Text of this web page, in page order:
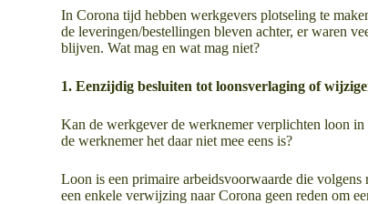
In Corona tijd hebben werkgevers plotseling te
de leveringen/bestellingen bleven achter, er waren
blijven. Wat mag en wat mag niet?
1. Eenzijdig besluiten tot loonsverlaging of
Kan de werkgever de werknemer verplichten loon
de werknemer het daar niet mee eens is?
Loon is een primaire arbeidsvoorwaarde die
een enkele verwijzing naar Corona geen reden om